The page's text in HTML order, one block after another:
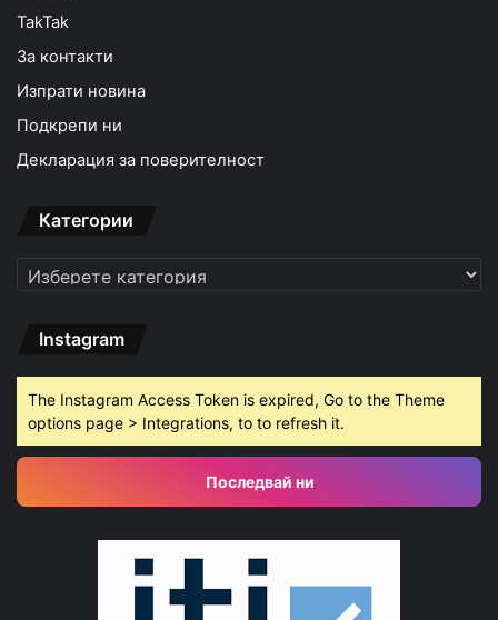
TakTak
За контакти
Изпрати новина
Подкрепи ни
Декларация за поверителност
Категории
Категории
Instagram
The Instagram Access Token is expired, Go to the Theme
options page > Integrations, to to refresh it.
Последвай ни